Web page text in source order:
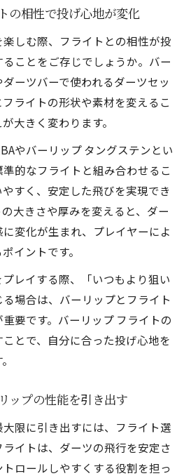
の相性で投げ心地が変化
しむ際、フライトとの相性が投
ことをご存じでしょうか。バー
ーツバーで使われるダーツセッ
ライトの形状や素材を変えるこ
大きく変わります。
やバーリップ タングステンとい
的なフライトと組み合わせるこ
すく、安定した飛びを実現でき
大きさや厚みを変えると、ダー
変化が生まれ、プレイヤーによ
イントです。
レイする際、「いつもより狙い
場合は、バーリップとフライト
要です。バーリップ フライトの
とで、自分に合った投げ心地を
ップの性能を引き出す
限に引き出すには、フライト選
イトは、ダーツの飛行を安定さ
ロールしやすくする役割を担っ